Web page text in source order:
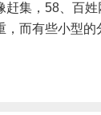
赶集，58、百
，而有些小型的